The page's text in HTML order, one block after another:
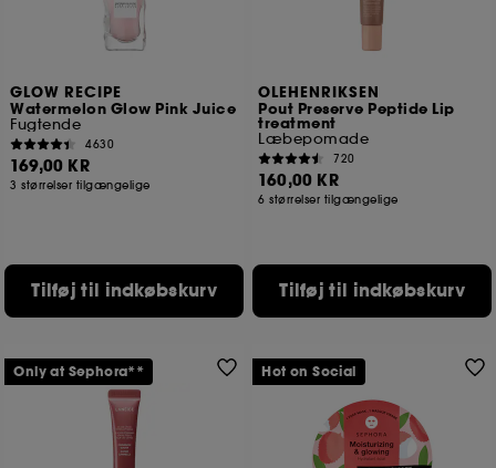
GLOW RECIPE
Watermelon Glow Pink Juice
Fugtende
4630
169,00 KR
3 størrelser tilgængelige
Tilføj til indkøbskurv
OLEHENRIKSEN
Pout Preserve Peptide Lip
treatment
Læbepomade
720
160,00 KR
6 størrelser tilgængelige
Tilføj til indkøbskurv
Only at Sephora** Hot on Social